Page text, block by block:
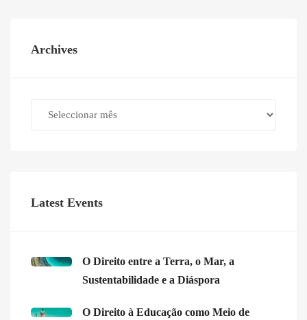
Archives
Latest Events
O Direito entre a Terra, o Mar, a
Sustentabilidade e a Diáspora
O Direito à Educação como Meio de